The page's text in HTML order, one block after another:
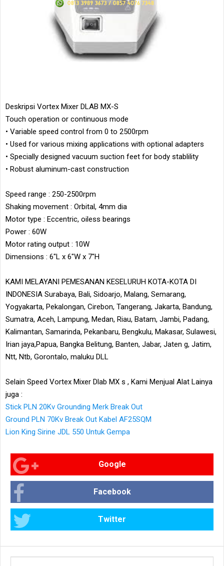
Deskripsi Vortex Mixer DLAB MX-S
Touch operation or continuous mode
• Variable speed control from 0 to 2500rpm
• Used for various mixing applications with optional adapters
• Specially designed vacuum suction feet for body stablility
• Robust aluminum-cast construction
Speed range : 250-2500rpm
Shaking movement : Orbital, 4mm dia
Motor type : Eccentric, oiless bearings
Power : 60W
Motor rating output : 10W
Dimensions : 6"L x 6"W x 7"H
KAMI MELAYANI PEMESANAN KESELURUH KOTA-KOTA DI
INDONESIA Surabaya, Bali, Sidoarjo, Malang, Semarang,
Yogyakarta, Pekalongan, Cirebon, Tangerang, Jakarta, Bandung,
Sumatra, Aceh, Lampung, Medan, Riau, Batam, Jambi, Padang,
Kalimantan, Samarinda, Pekanbaru, Bengkulu, Makasar, Sulawesi,
Irian jaya,Papua, Bangka Belitung, Banten, Jabar, Jaten g, Jatim,
Ntt, Ntb, Gorontalo, maluku DLL
Selain Speed Vortex Mixer Dlab MX s , Kami Menjual Alat Lainya
juga :
Stick PLN 20Kv Grounding Merk Break Out
Ground PLN 70Kv Break Out Kabel AF25SQM
Lion King Sirine JDL 550 Untuk Gempa
Google
Facebook
Twitter